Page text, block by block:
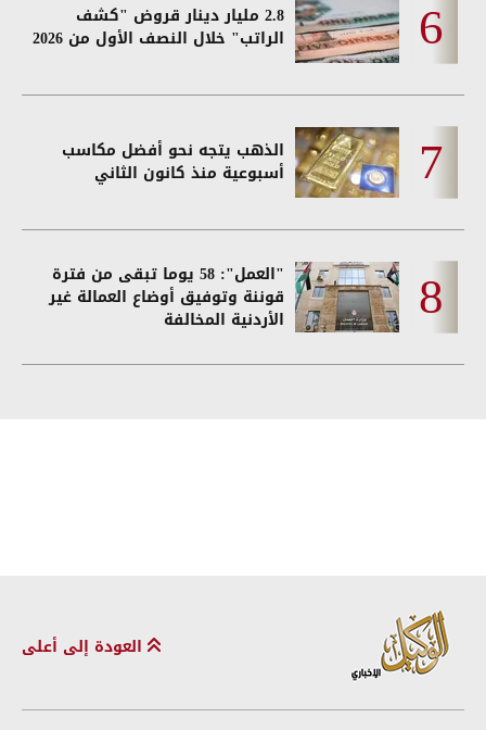
2.8 مليار دينار قروض "كشف
الراتب" خلال النصف الأول من 2026
الذهب يتجه نحو أفضل مكاسب
أسبوعية منذ كانون الثاني
"العمل": 58 يوما تبقى من فترة
قوننة وتوفيق أوضاع العمالة غير
الأردنية المخالفة
العودة إلى أعلى